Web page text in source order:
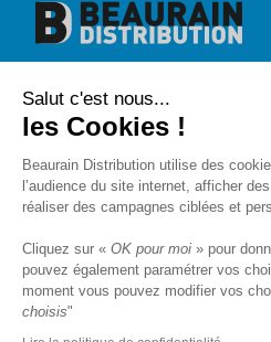
dispositifs sont fréquemment requis dans
commerciaux pour assurer une sortie
explique leur mécanisme, leur importance
pourquoi leur présence est réglementée
Différents Types de Serrures et
Barres Antipanique :
Elles permettent
pression, idéale pour les situations
technologies de contrôle d'accès
comme le verrouillage et déverrouillage à
Systèmes Modulaires:Ils offrent une
différents environnements
Matériaux et Technologies
Découvrez les matériaux robustes
choisis pour leur durabilité et leur
abordons également les innovations
domaine des serrures antipanique, y
1 rue de l'abbé Caron
BP 40020
80390 Fressenneville
contact@beaurain-
Qui sommes-nous?
Contact
Mentions légales
CGV
Politique de protection des
Livraison
SAV et Garantie
Salut c'est nous...
les Cookies !
Beaurain Distribution utilise des
l’audience du site internet, afficher
réaliser des campagnes ciblées et
Cliquez sur « OK pour moi » pour
pouvez également paramétrer vos
moment vous pouvez modifier vos
choisis"